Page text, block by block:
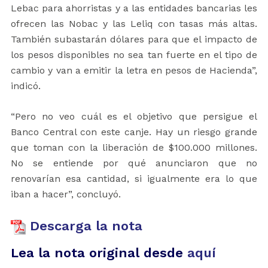
Lebac para ahorristas y a las entidades bancarias les
ofrecen las Nobac y las Leliq con tasas más altas.
También subastarán dólares para que el impacto de
los pesos disponibles no sea tan fuerte en el tipo de
cambio y van a emitir la letra en pesos de Hacienda”,
indicó.
“Pero no veo cuál es el objetivo que persigue el
Banco Central con este canje. Hay un riesgo grande
que toman con la liberación de $100.000 millones.
No se entiende por qué anunciaron que no
renovarían esa cantidad, si igualmente era lo que
iban a hacer”, concluyó.
Descarga la nota
Lea la nota original desde aquí